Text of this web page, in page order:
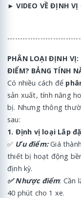
► VIDEO VỀ ĐỊNH VỊ
PHÂN LOẠI ĐỊNH VỊ:
ĐIỂM? BẢNG TÍNH
Có nhiều cách để
sản xuất, tính năng
bị. Nhưng thông
sau:
1. Định vị loại Lắp
✅ Ưu điểm:Giá
thiết bị hoạt động
định kỳ.
✅ Nhược điểm: Cần
40 phút cho 1 xe.